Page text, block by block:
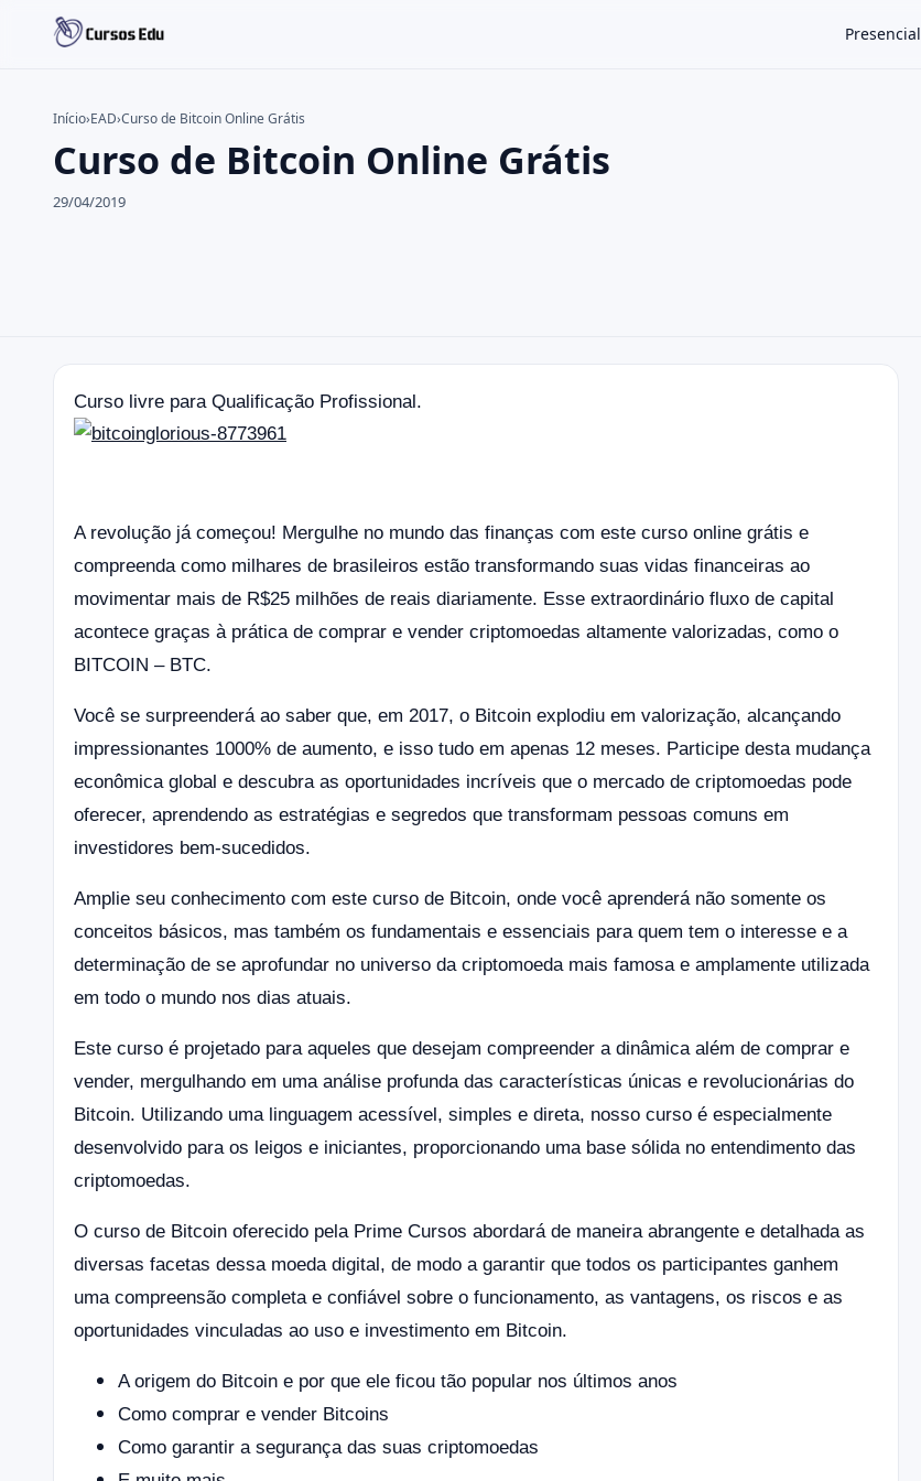
Presencial
Buscar no site
Início›EAD›Curso de Bitcoin Online Grátis
Curso de Bitcoin Online Grátis
29/04/2019
Curso livre para Qualificação Profissional.
A revolução já começou! Mergulhe no mundo das finanças com este curso online grátis e
compreenda como milhares de brasileiros estão transformando suas vidas financeiras ao
movimentar mais de R$25 milhões de reais diariamente. Esse extraordinário fluxo de capital
acontece graças à prática de comprar e vender criptomoedas altamente valorizadas, como o
BITCOIN – BTC.
Você se surpreenderá ao saber que, em 2017, o Bitcoin explodiu em valorização, alcançando
impressionantes 1000% de aumento, e isso tudo em apenas 12 meses. Participe desta mudança
econômica global e descubra as oportunidades incríveis que o mercado de criptomoedas pode
oferecer, aprendendo as estratégias e segredos que transformam pessoas comuns em
investidores bem-sucedidos.
Amplie seu conhecimento com este curso de Bitcoin, onde você aprenderá não somente os
conceitos básicos, mas também os fundamentais e essenciais para quem tem o interesse e a
determinação de se aprofundar no universo da criptomoeda mais famosa e amplamente utilizada
em todo o mundo nos dias atuais.
Este curso é projetado para aqueles que desejam compreender a dinâmica além de comprar e
vender, mergulhando em uma análise profunda das características únicas e revolucionárias do
Bitcoin. Utilizando uma linguagem acessível, simples e direta, nosso curso é especialmente
desenvolvido para os leigos e iniciantes, proporcionando uma base sólida no entendimento das
criptomoedas.
O curso de Bitcoin oferecido pela Prime Cursos abordará de maneira abrangente e detalhada as
diversas facetas dessa moeda digital, de modo a garantir que todos os participantes ganhem
uma compreensão completa e confiável sobre o funcionamento, as vantagens, os riscos e as
oportunidades vinculadas ao uso e investimento em Bitcoin.
A origem do Bitcoin e por que ele ficou tão popular nos últimos anos
Como comprar e vender Bitcoins
Como garantir a segurança das suas criptomoedas